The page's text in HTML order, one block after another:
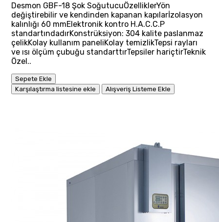
Desmon GBF-18 Şok SoğutucuÖzelliklerYön
değiştirebilir ve kendinden kapanan kapılarİzolasyon
kalınlığı 60 mmElektronik kontro H.A.C.C.P
standartındadırKonstrüksiyon: 304 kalite paslanmaz
çelikKolay kullanım paneliKolay temizlikTepsi rayları
ve ısı ölçüm çubuğu standarttırTepsiler hariçtirTeknik
Özel..
Sepete Ekle
Karşılaştırma listesine ekle
Alışveriş Listeme Ekle